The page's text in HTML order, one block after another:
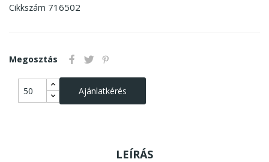
Cikkszám 716502
Megosztás
Ajánlatkérés
LEÍRÁS